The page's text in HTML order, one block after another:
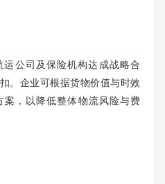
公司及保险机构达成战略合
。企业可根据货物价值与时效
案，以降低整体物流风险与费